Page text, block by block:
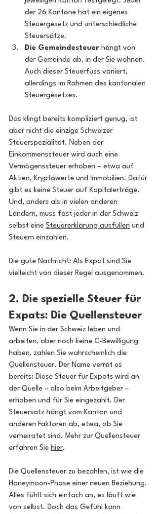
der 26 Kantone hat ein eigenes
Steuergesetz und unterschiedliche
Steuersätze.
Die Gemeindesteuer hängt von
der Gemeinde ab, in der Sie wohnen.
Auch dieser Steuerfuss variiert,
allerdings im Rahmen des kantonalen
Steuergesetzes.
Das klingt bereits kompliziert genug, ist
aber nicht die einzige Schweizer
Steuerspezialität. Neben der
Einkommenssteuer wird auch eine
Vermögenssteuer erhoben – etwa auf
Aktien, Kryptowerte und Immobilien. Dafür
gibt es keine Steuer auf Kapitalerträge.
Und, anders als in vielen anderen
Ländern, muss fast jeder in der Schweiz
selbst eine Steuererklärung ausfüllen und
Steuern einzahlen.
Die gute Nachricht: Als Expat sind Sie
vielleicht von dieser Regel ausgenommen.
2. Die spezielle Steuer für
Expats: Die Quellensteuer
Wenn Sie in der Schweiz leben und
arbeiten, aber noch keine C-Bewilligung
haben, zahlen Sie wahrscheinlich die
Quellensteuer. Der Name verrät es
bereits: Diese Steuer für Expats wird an
der Quelle – also beim Arbeitgeber –
erhoben und für Sie eingezahlt. Der
Steuersatz hängt vom Kanton und
anderen Faktoren ab, etwa, ob Sie
verheiratet sind. Mehr zur Quellensteuer
erfahren Sie hier.
Die Quellensteuer zu bezahlen, ist wie die
Honeymoon-Phase einer neuen Beziehung.
Alles fühlt sich einfach an, es läuft wie
von selbst. Doch das Gefühl kann